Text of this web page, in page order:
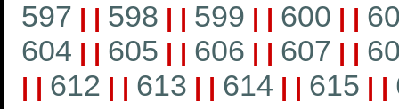
597 | | 598 | | 599 | | 600 | |
604 | | 605 | | 606 | | 607 | |
| | 612 | | 613 | | 614 | | 615 | |